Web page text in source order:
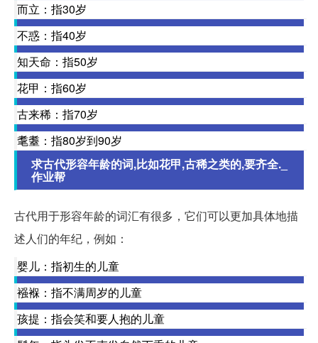
而立：指30岁
不惑：指40岁
知天命：指50岁
花甲：指60岁
古来稀：指70岁
耄耋：指80岁到90岁
求古代形容年龄的词,比如花甲,古稀之类的,要齐全._
作业帮
古代用于形容年龄的词汇有很多，它们可以更加具体地描
述人们的年纪，例如：
婴儿：指初生的儿童
襁褓：指不满周岁的儿童
孩提：指会笑和要人抱的儿童